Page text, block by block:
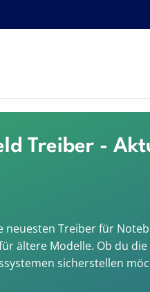
Treiber -
Treiber für
ältere Modelle. Ob du
sicherstellen